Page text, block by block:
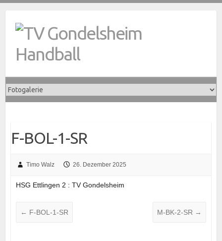
content
F-BOL-1-SR
Timo Walz 26. Dezember 2025
HSG Ettlingen 2 : TV Gondelsheim
← F-BOL-1-SR M-BK-2-SR →